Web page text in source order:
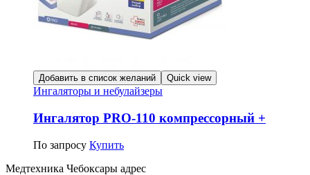
Добавить в список желаний Quick view
Ингаляторы и небулайзеры
Ингалятор PRO-110 компрессорный +
По запросу Купить
Медтехника Чебоксары адрес